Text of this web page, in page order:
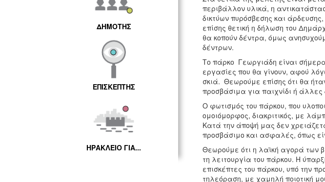
ΔΗΜΟΤΗΣ
ΕΠΙΣΚΕΠΤΗΣ
ΗΡΑΚΛΕΙΟ ΓΙΑ...
περιβάλλον υλικά, η
δικτύων πυρόσβεσης και
επίσης θετική η δήλωση του
θα κοπούν δέντρα, όμως
δέντρων.
Το πάρκο Γεωργιάδη είναι σήμερα
εργασίες που θα γίνουν, αφού
σκιά. Θεωρούμε επίσης ότι θα
προσβάσιμα για παιχνίδι ή άλλες
Ο φωτισμός του πάρκου, που
ομοιόμορφος, διακριτικός, με
Κατά την άποψή μας δεν
προσβάσιμο και ασφαλές, όπως
Θεωρούμε ότι η λαϊκή αγορά των
τη λειτουργία του πάρκου. Η
επισκέπτες του πάρκου, υπό την
τηλεόραση, με χαμηλή ποιοτική